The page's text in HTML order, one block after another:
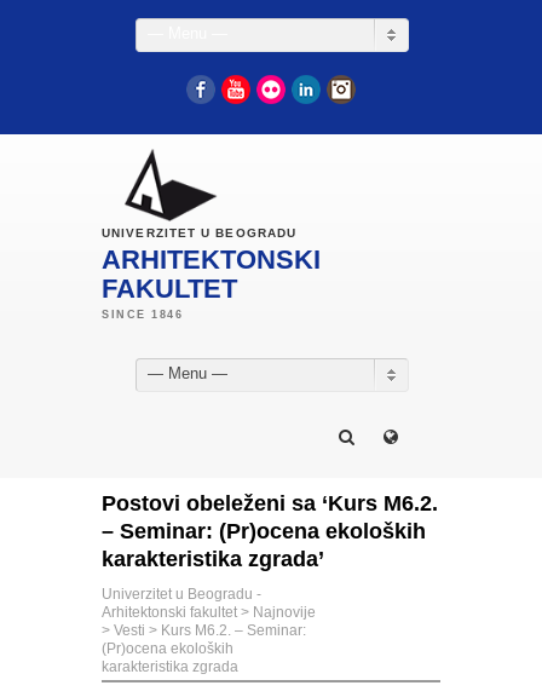
FacebookYouTube
Flickr LinkedIn
UNIVERZITET U BEOGRADU
ARHITEKTONSKI
FAKULTET
— Menu —
Postovi obeleženi sa ‘Kurs M6.2.
– Seminar: (Pr)ocena ekoloških
karakteristika zgrada’
Univerzitet u Beogradu -
Arhitektonski fakultet > Najnovije
> Vesti > Kurs M6.2. – Seminar:
(Pr)ocena ekoloških
karakteristika zgrada